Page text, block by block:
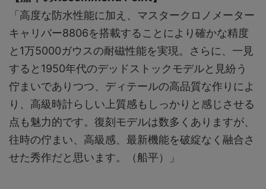
「高度な防水性能に加え、マスタークロノメーター
キャリバー8806を搭載することにより確かな精度
と1万5000ガウスの耐磁性能を実現。さらに、一見
すると1950年代のデッドストックモデルと見紛う
佇まいでありつつ、ディテールの高品質な作りによ
り、高級時計らしい上質感もしっかりと感じさせる
点も魅力的です。復刻モデルは数多くありますが、
往時の佇まい、高級感、最新機能を破綻なく融合さ
せた秀作だと思います。（船平）」